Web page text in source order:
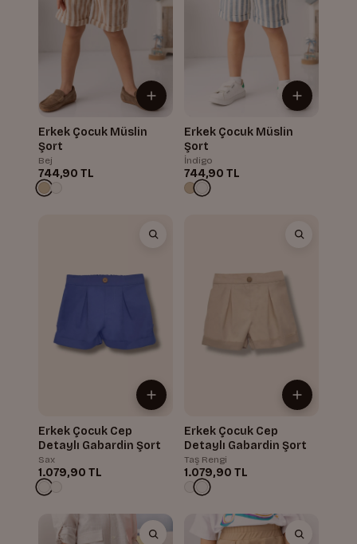
Erkek Çocuk Müslin
Şort
Bej
744,90 TL
Erkek Çocuk Müslin
Şort
İndigo
744,90 TL
Erkek Çocuk Cep
Detaylı Gabardin Şort
Sax
1.079,90 TL
Erkek Çocuk Cep
Detaylı Gabardin Şort
Taş Rengi
1.079,90 TL